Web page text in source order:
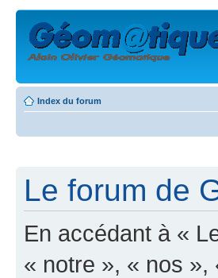
Index du forum
Le forum de
En accédant à «
« notre », « nos »,